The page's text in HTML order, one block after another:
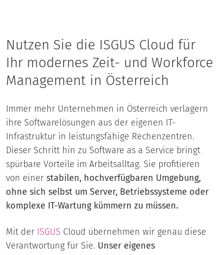
Nutzen Sie die ISGUS Cloud für
Ihr modernes Zeit- und Workforce
Management in Österreich
Immer mehr Unternehmen in Österreich verlagern
ihre Softwarelösungen aus der eigenen IT-
Infrastruktur in leistungsfähige Rechenzentren.
Dieser Schritt hin zu Software as a Service bringt
spürbare Vorteile im Arbeitsalltag. Sie profitieren
von einer stabilen, hochverfügbaren Umgebung,
ohne sich selbst um Server, Betriebssysteme oder
komplexe IT-Wartung kümmern zu müssen.
Mit der ISGUS Cloud übernehmen wir genau diese
Verantwortung für Sie. Unser eigenes